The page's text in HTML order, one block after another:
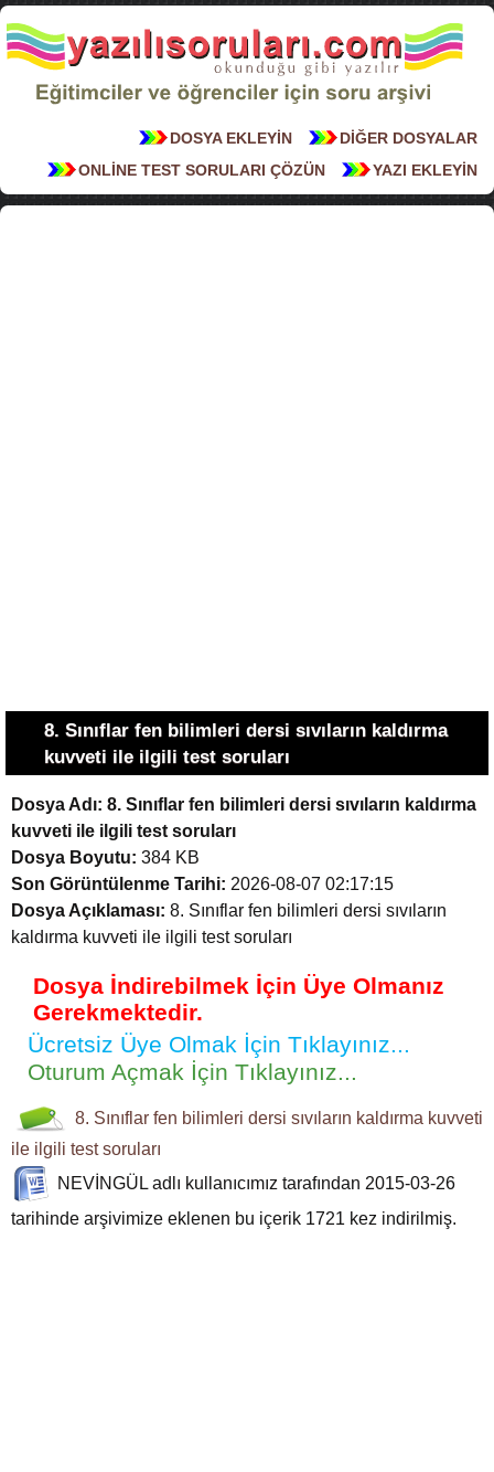
DİĞER DOSYALAR
DOSYA EKLEYİN
YAZI EKLEYİN
ONLİNE TEST SORULARI ÇÖZÜN
8. Sınıflar fen bilimleri dersi sıvıların kaldırma
kuvveti ile ilgili test soruları
Dosya Adı: 8. Sınıflar fen bilimleri dersi sıvıların kaldırma
kuvveti ile ilgili test soruları
Dosya Boyutu: 384 KB
Son Görüntülenme Tarihi: 2026-08-07 02:17:15
Dosya Açıklaması: 8. Sınıflar fen bilimleri dersi sıvıların
kaldırma kuvveti ile ilgili test soruları
Dosya İndirebilmek İçin Üye Olmanız
Gerekmektedir.
Ücretsiz Üye Olmak İçin Tıklayınız...
Oturum Açmak İçin Tıklayınız...
8. Sınıflar fen bilimleri dersi sıvıların kaldırma kuvveti
ile ilgili test soruları
NEVİNGÜL adlı kullanıcımız tarafından 2015-03-26
tarihinde arşivimize eklenen bu içerik 1721 kez indirilmiş.